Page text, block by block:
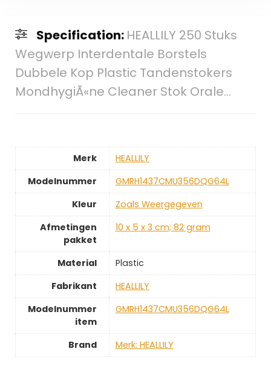
Specification: HEALLILY 250 Stuks
Wegwerp Interdentale Borstels
Dubbele Kop Plastic Tandenstokers
MondhygiÃ«ne Cleaner Stok Orale…
Merk
‎HEALLILY
Modelnummer
‎GMRH1437CMU356DQG64L
Kleur
‎Zoals Weergegeven
Afmetingen
pakket
‎10 x 5 x 3 cm; 82 gram
Material
‎Plastic
Fabrikant
‎HEALLILY
Modelnummer
item
‎GMRH1437CMU356DQG64L
Brand Merk: HEALLILY